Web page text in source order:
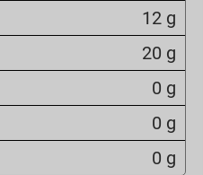
12 g
20 g
0 g
0 g
0 g